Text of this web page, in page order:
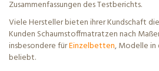
Zusammenfassungen des Testberichts.
Viele Hersteller bieten ihrer Kundschaft
Kunden Schaumstoffmatratzen nach
insbesondere fürEinzelbetten, Modelle in
beliebt.